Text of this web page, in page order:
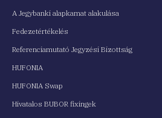
A Jegybanki alapkamat alakulása
Fedezetértékelés
Referenciamutató Jegyzési Bizottság
HUFONIA
HUFONIA Swap
Hivatalos BUBOR fixingek